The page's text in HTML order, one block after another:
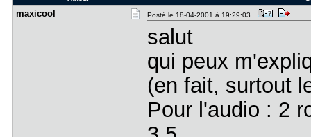
maxicool Posté le 18-04-2001 à 19:29:03
salut
qui peux
(en fait, surtout
Pour l'audio : 2